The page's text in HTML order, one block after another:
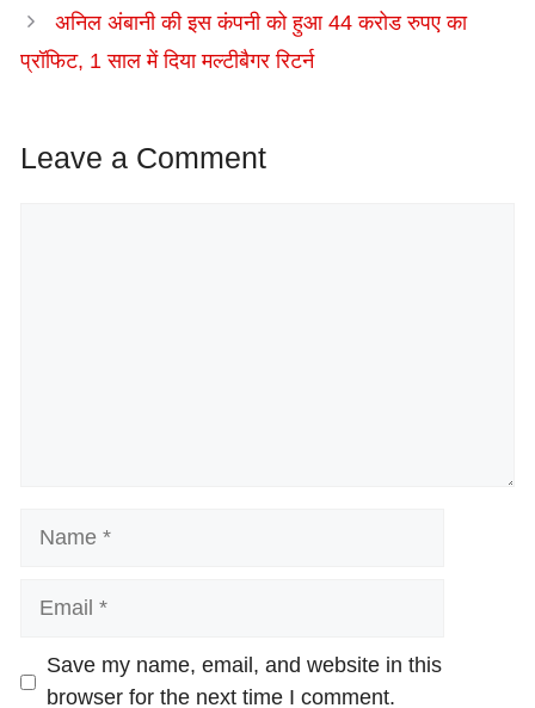
अनिल अंबानी की इस कंपनी को हुआ 44 करोड रुपए का
प्रॉफिट, 1 साल में दिया मल्टीबैगर रिटर्न
Leave a Comment
Website
Save my name, email, and website in this
browser for the next time I comment.